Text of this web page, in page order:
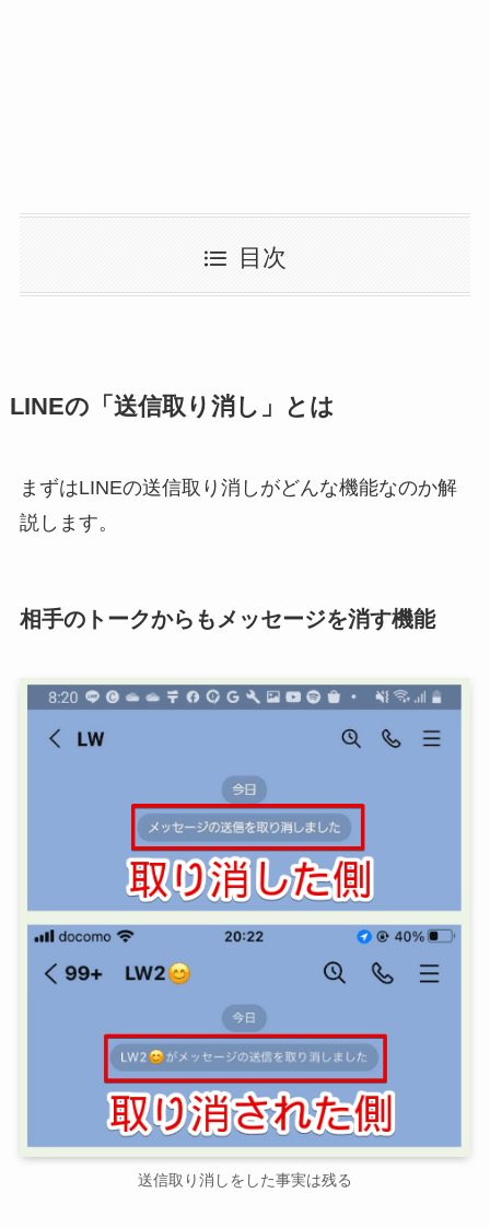
目次
LINEの「送信取り消し」とは
まずはLINEの送信取り消しがどんな機能なのか解
説します。
相手のトークからもメッセージを消す機能
送信取り消しをした事実は残る